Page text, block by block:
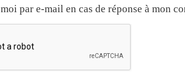
par e-mail en cas de réponse à mon